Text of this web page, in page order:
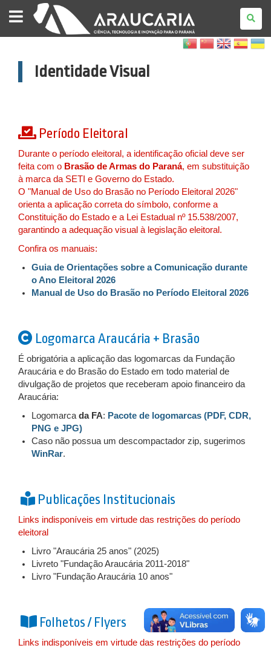
FUNDAÇÃO
ARAUCÁRIA
Identidade Visual
Período Eleitoral
Durante o período eleitoral, a identificação oficial deve ser
feita com o Brasão de Armas do Paraná, em substituição
à marca da SETI e Governo do Estado.
O "Manual de Uso do Brasão no Período Eleitoral 2026"
orienta a aplicação correta do símbolo, conforme a
Constituição do Estado e a Lei Estadual nº 15.538/2007,
garantindo a adequação visual à legislação eleitoral.
Confira os manuais:
Guia de Orientações sobre a Comunicação durante
o Ano Eleitoral 2026
Manual de Uso do Brasão no Período Eleitoral 2026
Logomarca Araucária + Brasão
É obrigatória a aplicação das logomarcas da Fundação
Araucária e do Brasão do Estado em todo material de
divulgação de projetos que receberam apoio financeiro da
Araucária:
Logomarcada FA: Pacote de logomarcas (PDF, CDR,
PNG e JPG)
Caso não possua um descompactador zip, sugerimos
WinRar.
Publicações Institucionais
Links indisponíveis em virtude das restrições do período
eleitoral
Livro "Araucária 25 anos" (2025)
Livreto "Fundação Araucária 2011-2018"
Livro "Fundação Araucária 10 anos"
Folhetos / Flyers
Links indisponíveis em virtude das restrições do período